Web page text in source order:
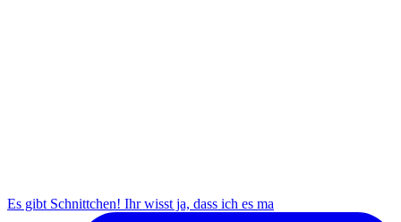
Es gibt Schnittchen! Ihr wisst ja, dass ich es ma